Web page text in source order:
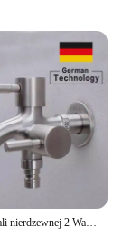
304 kran ze stali nierdzewnej 2 Way Valvet Bibcock 1 w 2 głowica dwukierunkowa kran z kranem